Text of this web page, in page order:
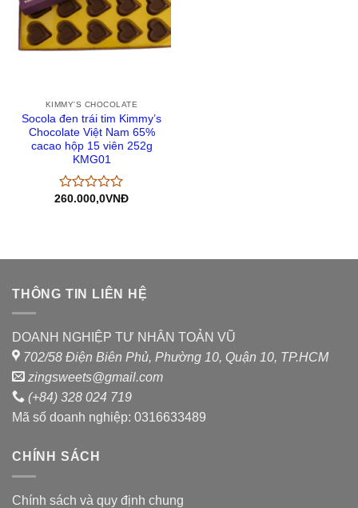
KIMMY'S CHOCOLATE
Socola đen trái tim Kimmy’s
Chocolate Việt Nam 65%
cacao hộp 15 viên 252g
KMG01
Được
260.000,0VNĐ
THÔNG TIN LIÊN HỆ
DOANH NGHIỆP TƯ NHÂN TOẢN VŨ
702/58 Điện Biên Phủ, Phường 10, Quận 10, TP.HCM
zingsweets@gmail.com
(+84) 328 024 719
Mã số doanh nghiệp: 0316633489
CHÍNH SÁCH
Chính sách và quy định chung